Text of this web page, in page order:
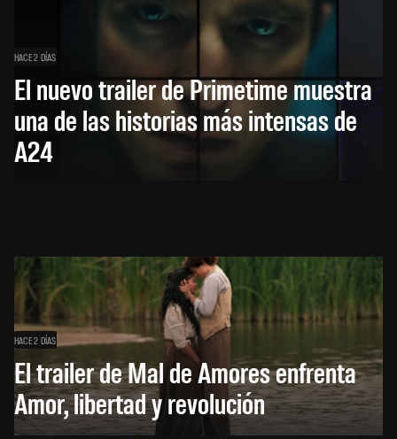
HACE 2 DÍAS
El nuevo trailer de Primetime muestra
una de las historias más intensas de
A24
HACE 2 DÍAS
El trailer de Mal de Amores enfrenta
Amor, libertad y revolución